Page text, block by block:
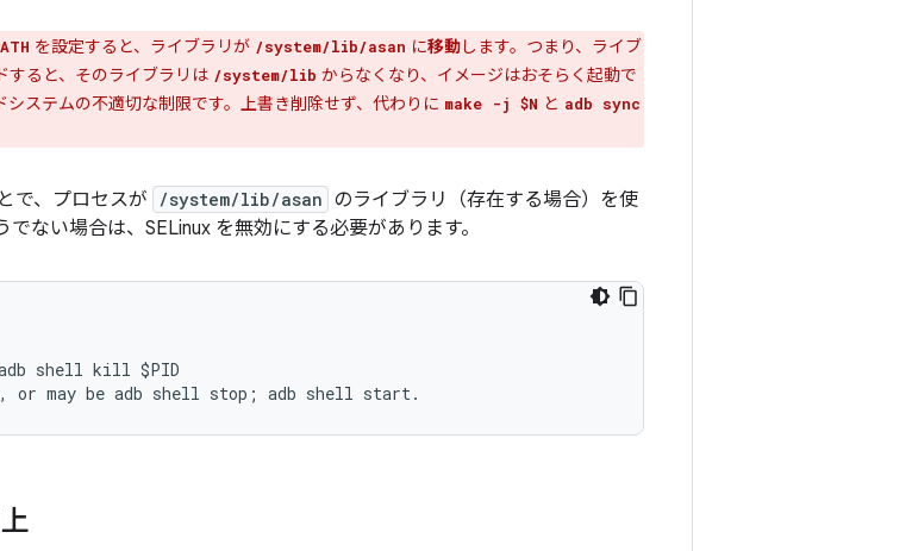
を設定すると、ライブラリが /system/lib/asan に移動します。つまり、ライブ
すると、そのライブラリは /system/lib からなくなり、イメージはおそらく起動で
ステムの不適切な制限です。上書き削除せず、代わりに make -j $N と adb sync
で、プロセスが /system/lib/asan のライブラリ（存在する場合）を使
ない場合は、SELinux を無効にする必要があります。
shell kill $PID